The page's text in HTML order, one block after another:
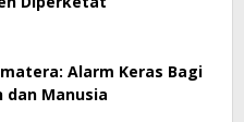
Alarm Keras Bagi
dan Manusia